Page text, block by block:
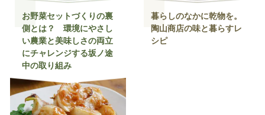
お野菜セットづくりの裏
側とは？ 環境にやさし
い農業と美味しさの両立
にチャレンジする坂ノ途
中の取り組み
暮らしのなかに乾物を。
陶山商店の味と暮らすレ
シピ